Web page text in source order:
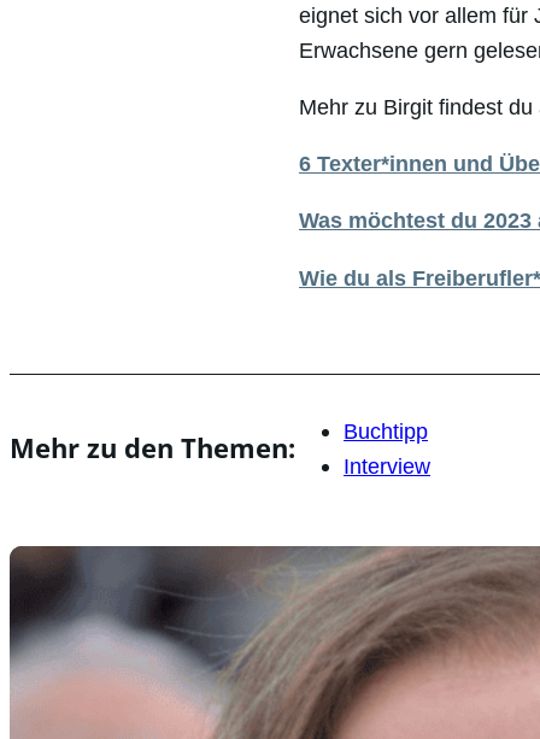
eignet sich vor allem für
Erwachsene gern
Mehr zu Birgit findest
6 Texter*innen und
Was möchtest du
Wie du als
Mehr zu den Themen:
Buchtipp
Interview